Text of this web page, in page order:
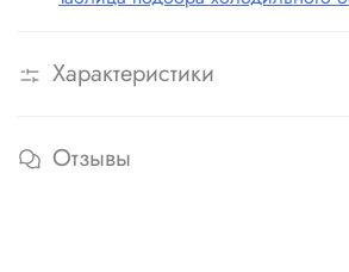
Характеристики
Отзывы